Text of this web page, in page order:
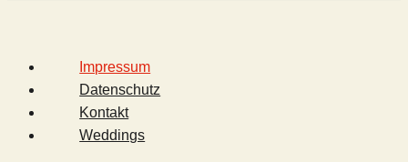
Impressum
Datenschutz
Kontakt
Weddings